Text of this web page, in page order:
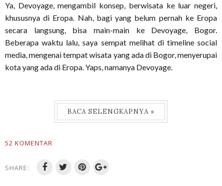
Ya, Devoyage, mengambil konsep, berwisata ke luar negeri,
khususnya di Eropa. Nah, bagi yang belum pernah ke Eropa
secara langsung, bisa main-main ke Devoyage, Bogor.
Beberapa waktu lalu, saya sempat melihat di timeline social
media, mengenai tempat wisata yang ada di Bogor, menyerupai
kota yang ada di Eropa. Yaps, namanya Devoyage.
BACA SELENGKAPNYA »
52 KOMENTAR
SHARE: